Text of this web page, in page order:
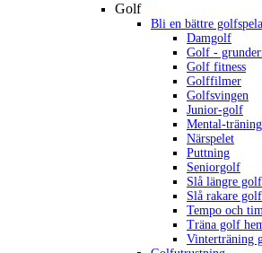
Golf
Bli en bättre
Damgolf
Golf -
Golf fitness
Golffilmer
Golfsvingen
Junior-golf
Mental-
Närspelet
Puttning
Seniorgolf
Slå längre golf
Slå rakare golf
Tempo och
Träna golf
Vinterträning